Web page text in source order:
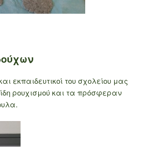
εκπαιδευτικοί του σχολείου μας
ρουχισμού και τα πρόσφεραν